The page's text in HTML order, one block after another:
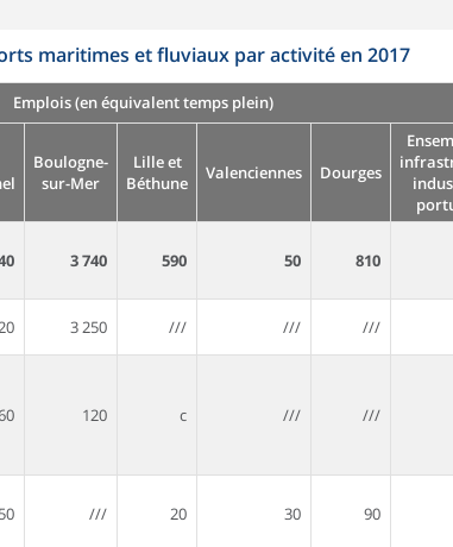
maritimes et fluviaux par activité en 2017
Emplois (en équivalent temps plein)
Boulogne-
sur-Mer
Lille et
Béthune
Valenciennes Dourges
3 740 590 50 810
3 250 /// /// ///
120 c /// ///
/// 20 30 90